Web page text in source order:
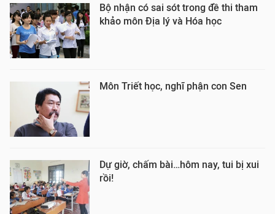
Bộ nhận có sai sót trong đề thi tham
khảo môn Địa lý và Hóa học
Môn Triết học, nghĩ phận con Sen
Dự giờ, chấm bài…hôm nay, tui bị xui
rồi!